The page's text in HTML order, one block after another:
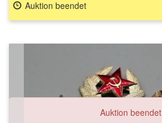
Auktion beendet
Auktion beendet